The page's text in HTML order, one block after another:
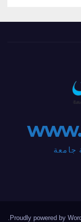
جامعة
Proudly powered by